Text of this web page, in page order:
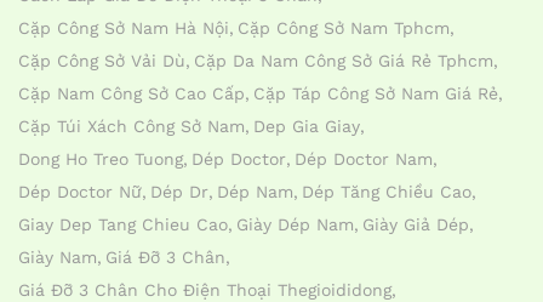
Cặp Công Sở Nam Hà Nội Cặp Công Sở Nam Tphcm
Cặp Công Sở Vải Dù Cặp Da Nam Công Sở Giá Rẻ Tphcm
Cặp Nam Công Sở Cao Cấp Cặp Táp Công Sở Nam Giá Rẻ
Cặp Túi Xách Công Sở Nam Dep Gia Giay
Dong Ho Treo Tuong Dép Doctor Dép Doctor Nam
Dép Doctor Nữ Dép Dr Dép Nam Dép Tăng Chiều Cao
Giay Dep Tang Chieu Cao Giày Dép Nam Giày Giả Dép
Giày Nam Giá Đỡ 3 Chân
Giá Đỡ 3 Chân Cho Điện Thoại Thegioididong